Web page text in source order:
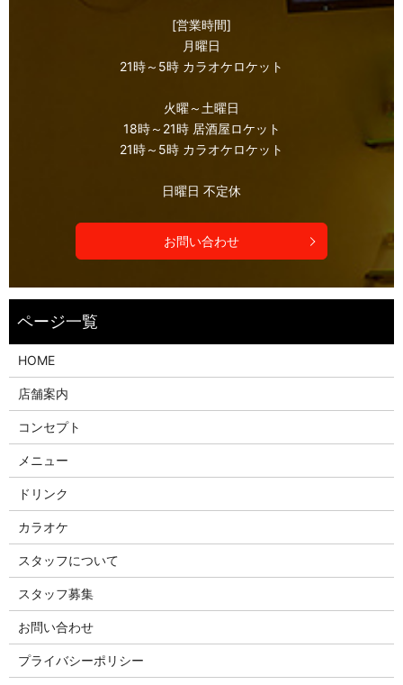
[営業時間]
月曜日
21時～5時 カラオケロケット
火曜～土曜日
18時～21時 居酒屋ロケット
21時～5時 カラオケロケット
日曜日 不定休
お問い合わせ
HOME
店舗案内
コンセプト
メニュー
ドリンク
カラオケ
スタッフについて
スタッフ募集
お問い合わせ
プライバシーポリシー